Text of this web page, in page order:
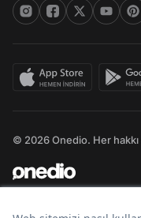
© 2026 Onedio. Her hakkı